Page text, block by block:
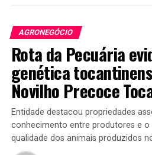
AGRONEGÓCIO
Rota da Pecuária
genética
Novilho Precoce
Entidade destacou propriedades
conhecimento entre produtores e
qualidade dos animais produzidos